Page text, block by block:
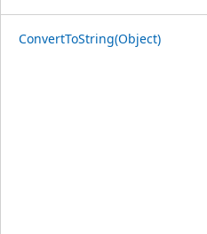
ConvertToString(Object)